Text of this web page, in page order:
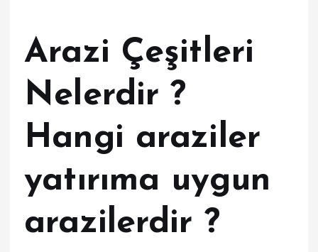
Arazi Çeşitleri
Nelerdir ?
Hangi araziler
yatırıma uygun
arazilerdir ?